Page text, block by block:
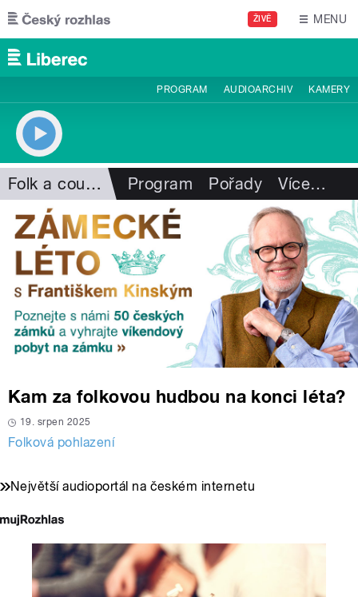
Přejít k hlavnímu obsahu
ŽIVĚ MENU
PROGRAM AUDIOARCHIV KAMERY
Folk a country Program Pořady Více…
Kam za folkovou hudbou na konci léta?
19. srpen 2025
Folková pohlazení
Největší audioportál na českém internetu